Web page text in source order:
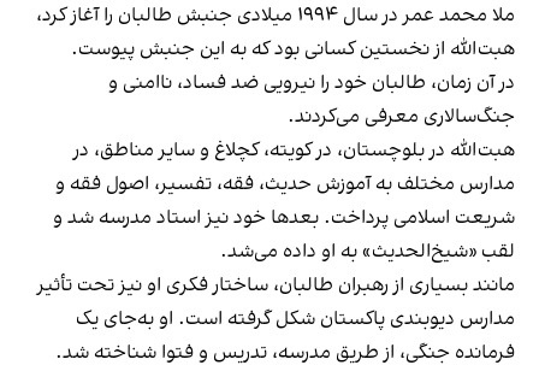
ملا محمد عمر در سال ۱۹۹۴ میلادی جنبش طالبان را آغاز کرد،
هبت‌الله از نخستین کسانی بود که به این جنبش پیوست.
در آن زمان، طالبان خود را نیرویی ضد فساد، ناامنی و
جنگ‌سالاری معرفی می‌کردند.
هبت‌الله در بلوچستان، در کویته، کچلاغ و سایر مناطق، در
مدارس مختلف به آموزش حدیث، فقه، تفسیر، اصول فقه و
شریعت اسلامی پرداخت. بعدها خود نیز استاد مدرسه شد و
لقب «شیخ‌الحدیث» به او داده می‌شد.
مانند بسیاری از رهبران طالبان، ساختار فکری او نیز تحت تأثیر
مدارس دیوبندی پاکستان شکل گرفته است. او به‌جای یک
فرمانده جنگی، از طریق مدرسه، تدریس و فتوا شناخته شد.